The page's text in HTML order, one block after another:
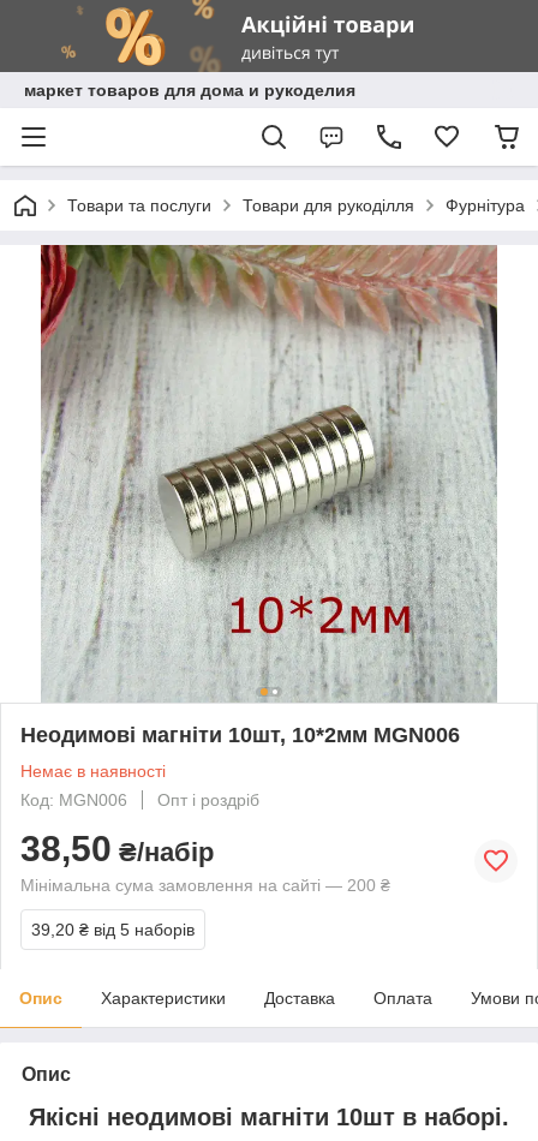
маркет товаров для дома и рукоделия
Товари та послуги Товари для рукоділля Фурнітура
Неодимові магніти 10шт, 10*2мм MGN006
Немає в наявності
Код: MGN006
Опт і роздріб
38,50 ₴/набір
Мінімальна сума замовлення на сайті — 200 ₴
39,20 ₴ від 5 наборів
Опис Характеристики Доставка Оплата Умови
Опис
Якісні неодимові магніти 10шт в наборі.